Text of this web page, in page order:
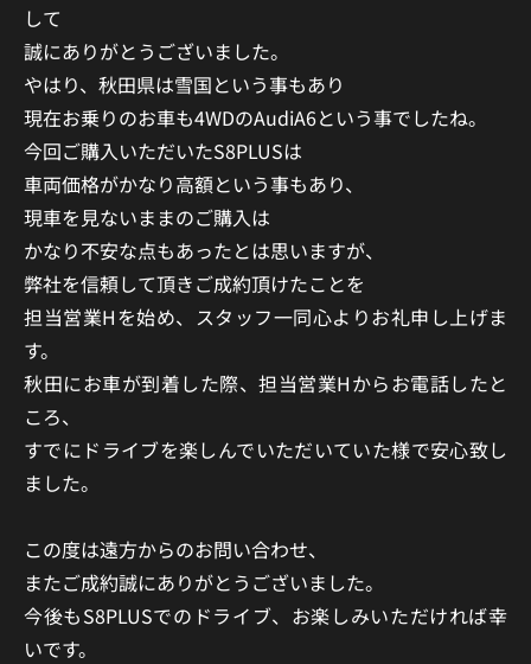
して
誠にありがとうございました。
やはり、秋田県は雪国という事もあり
現在お乗りのお車も4WDのAudiA6という事でしたね。
今回ご購入いただいたS8PLUSは
車両価格がかなり高額という事もあり、
現車を見ないままのご購入は
かなり不安な点もあったとは思いますが、
弊社を信頼して頂きご成約頂けたことを
担当営業Hを始め、スタッフ一同心よりお礼申し上げま
す。
秋田にお車が到着した際、担当営業Hからお電話したと
ころ、
すでにドライブを楽しんでいただいていた様で安心致し
ました。
この度は遠方からのお問い合わせ、
またご成約誠にありがとうございました。
今後もS8PLUSでのドライブ、 お楽しみいただければ幸
いです。